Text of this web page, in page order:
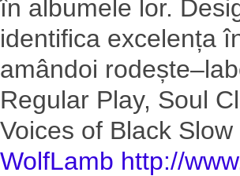
în albumele lor.
identifica excelența
amândoi
Regular Play, Soul
Voices of Black
WolfLamb http://